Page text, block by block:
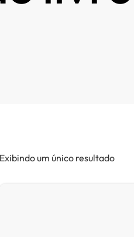
Exibindo um único resultado